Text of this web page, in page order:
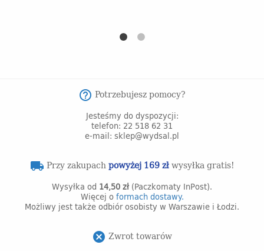
help_outline Potrzebujesz pomocy?
Jesteśmy do dyspozycji:
telefon: 22 518 62 31
e-mail: sklep@wydsal.pl
local_shipping Przy zakupachpowyżej 169 złwysyłka gratis!
Wysyłka od 14,50 zł (Paczkomaty InPost).
Więcej o formach dostawy.
Możliwy jest także odbiór osobisty w Warszawie i Łodzi.
cancel Zwrot towarów